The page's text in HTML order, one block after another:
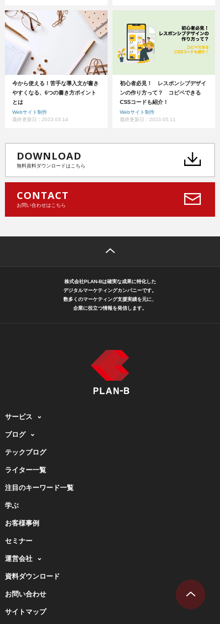
今から使える！苦手な導入文が書き
やすくなる、6つの書き方ポイント
とは
Webサイト制作
最終更新日：2023.03.14
初心者必見！ レスポンシブデザイ
ンの作り方って？ コピペできる
CSSコードも紹介！
Webサイト制作
最終更新日：2023.05.11
DOWNLOAD
無料資料ダウンロードはこちら
CONTACT
お問い合わせはこちら
株式会社PLAN-Bは確実な成果に特化した
デジタルマーケティングカンパニーです。
数多くのマーケティング支援実績を元に、
企業に役立つ情報を発信します。
サービス
ブログ
テックブログ
ライター一覧
注目のキーワード一覧
学ぶ
お客様事例
セミナー
運営会社
資料ダウンロード
お問い合わせ
サイトマップ